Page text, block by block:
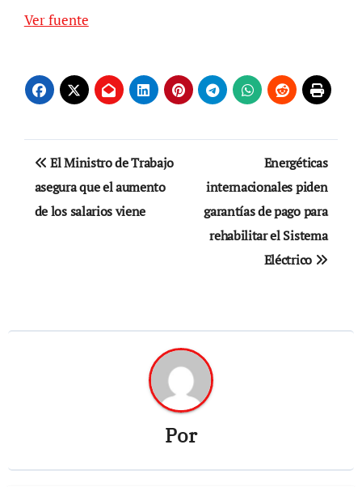
Ver fuente
Navegación
de
entradas
El Ministro de Trabajo
asegura que el aumento
de los salarios viene
Energéticas
internacionales piden
garantías de pago para
rehabilitar el Sistema
Eléctrico
Por